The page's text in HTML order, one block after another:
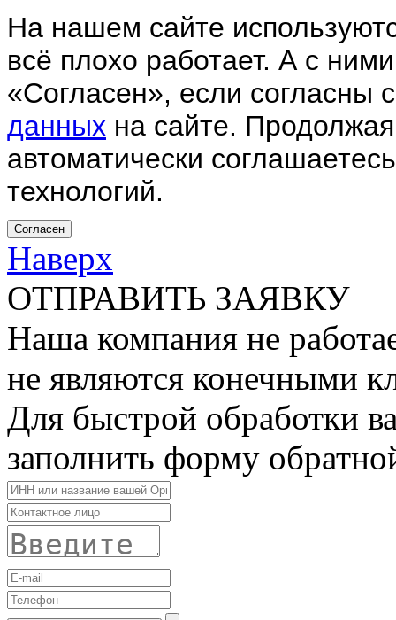
На нашем сайте
всё плохо работает. А с
«Согласен», если согласны
данных на сайте.
автоматически
технологий.
Согласен
Наверх
ОТПРАВИТЬ ЗАЯВКУ
Наша компания не
не являются конечными
Для быстрой обработки
заполнить форму